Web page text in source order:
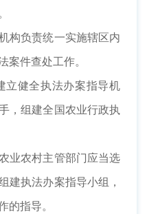
构负责统一实施辖区内
案件查处工作。
立健全执法办案指导机
，组建全国农业行政执
业农村主管部门应当选
建执法办案指导小组，
的指导。